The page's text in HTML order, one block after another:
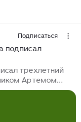
Подписаться
подписал
трехлетний
Артемом
службе клуба.